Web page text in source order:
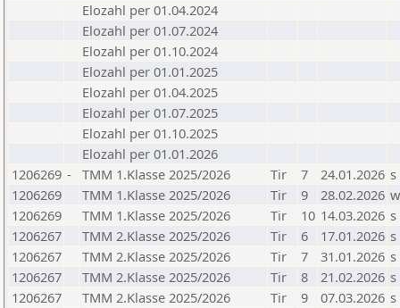
Elozahl per 01.04.2024
Elozahl per 01.07.2024
Elozahl per 01.10.2024
Elozahl per 01.01.2025
Elozahl per 01.04.2025
Elozahl per 01.07.2025
Elozahl per 01.10.2025
Elozahl per 01.01.2026
1206269 - TMM 1.Klasse 2025/2026 Tir 7 24.01.2026 s
1206269
TMM 1.Klasse 2025/2026 Tir 9 28.02.2026 w
1206269
TMM 1.Klasse 2025/2026 Tir 10 14.03.2026 s
1206267
TMM 2.Klasse 2025/2026 Tir 6 17.01.2026 s
1206267
TMM 2.Klasse 2025/2026 Tir 7 31.01.2026 s
1206267
TMM 2.Klasse 2025/2026 Tir 8 21.02.2026 s
1206267
TMM 2.Klasse 2025/2026 Tir 9 07.03.2026 s